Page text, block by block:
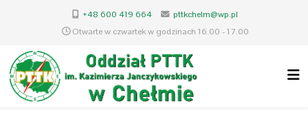
+48 600 419 664
pttkchelm@wp.pl
Otwarte w czwartek w godzinach 16.00 - 17.00